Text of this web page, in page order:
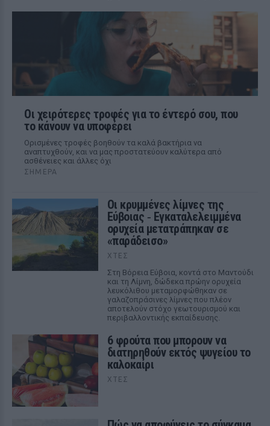
Οι χειρότερες τροφές για το έντερό σου, που
το κάνουν να υποφέρει
Ορισμένες τροφές βοηθούν τα καλά βακτήρια να
αναπτυχθούν, και να μας προστατεύουν καλύτερα από
ασθένειες και άλλες όχι
ΣΉΜΕΡΑ
Οι κρυμμένες λίμνες της
Εύβοιας ‑ Εγκαταλελειμμένα
ορυχεία μετατράπηκαν σε
«παράδεισο»
ΧΤΕΣ
Στη Βόρεια Εύβοια, κοντά στο Μαντούδι
και τη Λίμνη, δώδεκα πρώην ορυχεία
λευκόλιθου μεταμορφώθηκαν σε
γαλαζοπράσινες λίμνες που πλέον
αποτελούν στόχο γεωτουρισμού και
περιβαλλοντικής εκπαίδευσης.
6 φρούτα που μπορουν να
διατηρηθούν εκτός ψυγείου το
καλοκαίρι
ΧΤΕΣ